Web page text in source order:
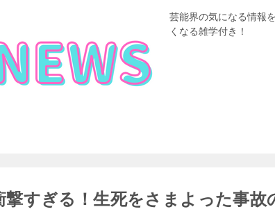
芸能界の気になる情報
くなる雑学付き！
すぎる！生死をさまよった事故